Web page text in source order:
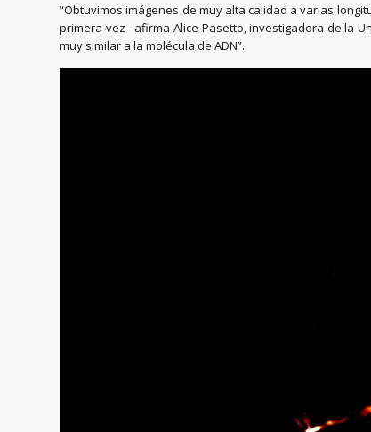
“Obtuvimos imágenes de muy alta calidad a varias
primera vez –afirma Alice Pasetto, investigadora de la
muy similar a la molécula de ADN”.